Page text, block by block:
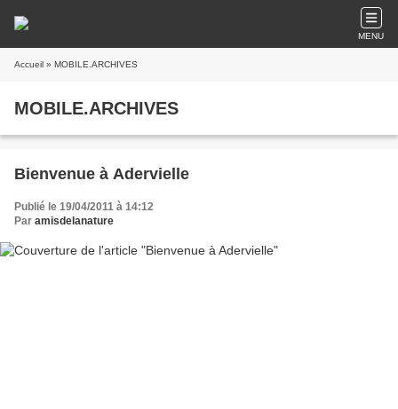
MENU
Accueil » MOBILE.ARCHIVES
MOBILE.ARCHIVES
Bienvenue à Adervielle
Publié le 19/04/2011 à 14:12
Par amisdelanature